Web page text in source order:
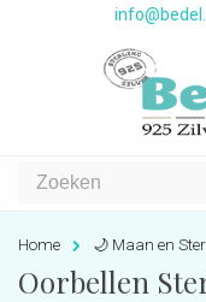
Home 🌙 Maan en
Oorbellen